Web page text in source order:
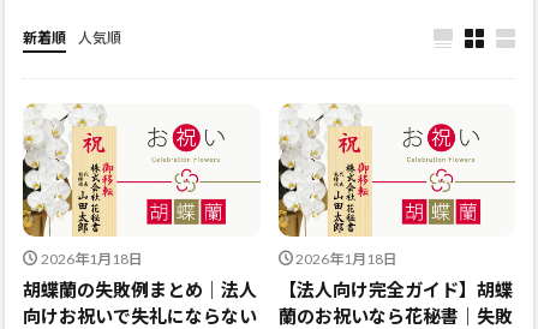
新着順 人気順
2026年1月18日
胡蝶蘭の失敗例まとめ｜法人
向けお祝いで失礼にならない
2026年1月18日
【法人向け完全ガイド】胡蝶
蘭のお祝いなら花秘書｜失敗